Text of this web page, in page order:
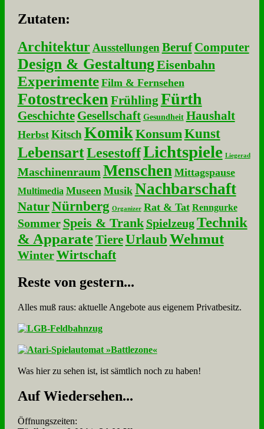
Zu­ta­ten:
Architektur Ausstellungen Beruf Computer
Design & GestaltungEisenbahn
Experimente Film & Fernsehen
Fotostrecken Frühling Fürth
Geschichte Gesellschaft Gesundheit Haushalt
Herbst Kitsch Komik KonsumKunst
LebensartLesestoffLichtspiele Liegerad
Maschinenraum Menschen Mittagspause
Multimedia Museen Musik Nachbarschaft
NaturNürnberg Organizer Rat & Tat Renngurke
Sommer Speis & Trank Spielzeug Technik
& Apparate Tiere UrlaubWehmut
Winter Wirtschaft
Re­ste von ge­stern...
Alles muß raus: aktuelle An­ge­bo­te aus eigenem Privatbesitz.
Was hier zu sehen ist, ist sämt­lich noch zu haben!
Auf Wie­der­se­hen...
Öffnungszeiten: